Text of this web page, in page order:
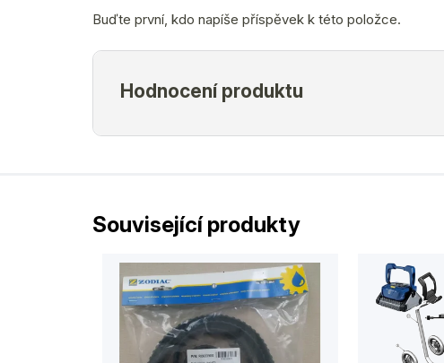
Buďte první, kdo napíše příspěvek k této položce.
Související produkty